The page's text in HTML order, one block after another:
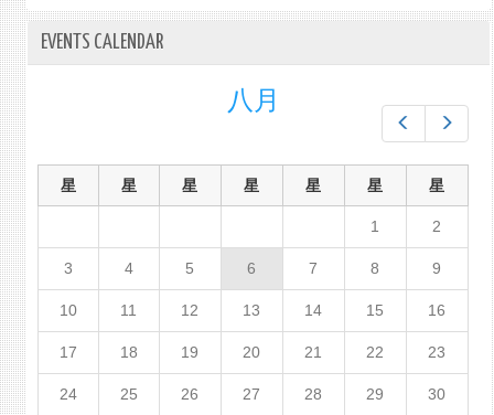
EVENTS CALENDAR
八月
星 星 星 星 星 星 星
1 2
3 4 5 6 7 8 9
10 11 12 13 14 15 16
17 18 19 20 21 22 23
24 25 26 27 28 29 30